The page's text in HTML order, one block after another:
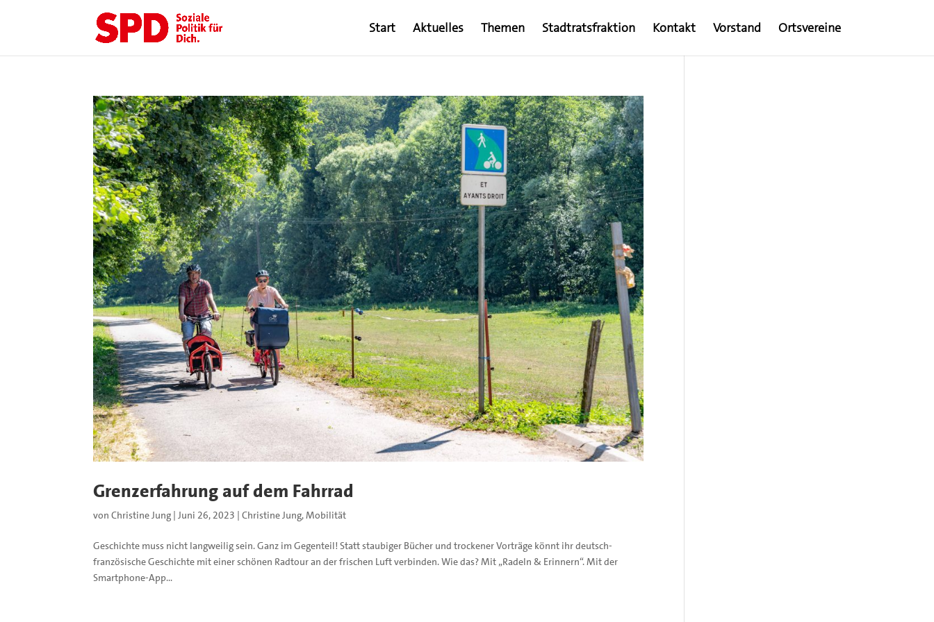
Start Aktuelles Themen Stadtratsfraktion Kontakt Vorstand Ortsvereine
Grenzerfahrung auf dem Fahrrad
vonChristine Jung |Juni 26, 2023 |Christine Jung,Mobilität
Geschichte muss nicht langweilig sein. Ganz im Gegenteil! Statt staubiger Bücher und trockener Vorträge könnt ihr deutsch-
französische Geschichte mit einer schönen Radtour an der frischen Luft verbinden. Wie das? Mit „Radeln & Erinnern“. Mit der
Smartphone-App...